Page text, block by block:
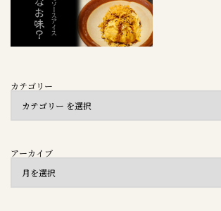
カテゴリー
アーカイブ